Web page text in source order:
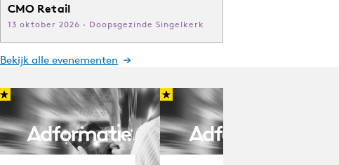
CMO Retail
13 oktober 2026 · Doopsgezinde Singelkerk
Bekijk alle evenementen